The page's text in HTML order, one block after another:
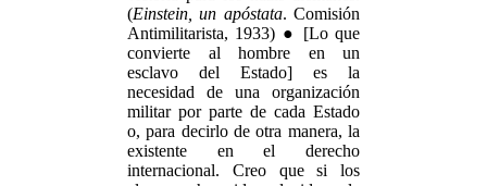
(Einstein, un apóstata. Comisión
Antimilitarista, 1933) ● [Lo que
convierte al hombre en un
esclavo del Estado] es la
necesidad de una organización
militar por parte de cada Estado
o, para decirlo de otra manera, la
existente en el derecho
internacional. Creo que si los